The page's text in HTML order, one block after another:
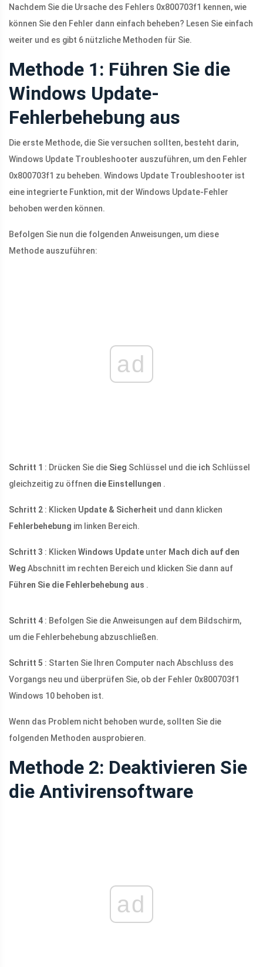
Nachdem Sie die Ursache des Fehlers 0x800703f1 kennen, wie
können Sie den Fehler dann einfach beheben? Lesen Sie einfach
weiter und es gibt 6 nützliche Methoden für Sie.
Methode 1: Führen Sie die
Windows Update-
Fehlerbehebung aus
Die erste Methode, die Sie versuchen sollten, besteht darin,
Windows Update Troubleshooter auszuführen, um den Fehler
0x800703f1 zu beheben. Windows Update Troubleshooter ist
eine integrierte Funktion, mit der Windows Update-Fehler
behoben werden können.
Befolgen Sie nun die folgenden Anweisungen, um diese
Methode auszuführen:
ad
Schritt 1 : Drücken Sie die Sieg Schlüssel und die ich Schlüssel
gleichzeitig zu öffnen die Einstellungen .
Schritt 2 : Klicken Update & Sicherheit und dann klicken
Fehlerbehebung im linken Bereich.
Schritt 3 : Klicken Windows Update unter Mach dich auf den
Weg Abschnitt im rechten Bereich und klicken Sie dann auf
Führen Sie die Fehlerbehebung aus .
Schritt 4 : Befolgen Sie die Anweisungen auf dem Bildschirm,
um die Fehlerbehebung abzuschließen.
Schritt 5 : Starten Sie Ihren Computer nach Abschluss des
Vorgangs neu und überprüfen Sie, ob der Fehler 0x800703f1
Windows 10 behoben ist.
Wenn das Problem nicht behoben wurde, sollten Sie die
folgenden Methoden ausprobieren.
Methode 2: Deaktivieren Sie
die Antivirensoftware
ad